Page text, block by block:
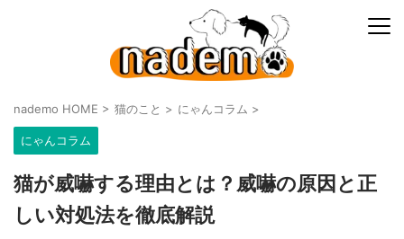
nademo HOME > 猫のこと > にゃんコラム >
にゃんコラム
猫が威嚇する理由とは？威嚇の原因と正
しい対処法を徹底解説